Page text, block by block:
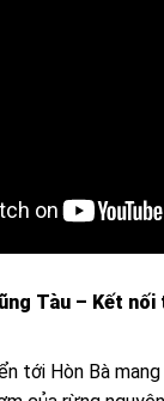
Tàu – Kết
tới Hòn Bà